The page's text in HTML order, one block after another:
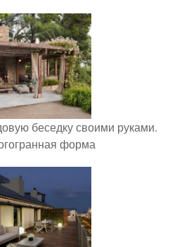
беседку своими руками.
форма